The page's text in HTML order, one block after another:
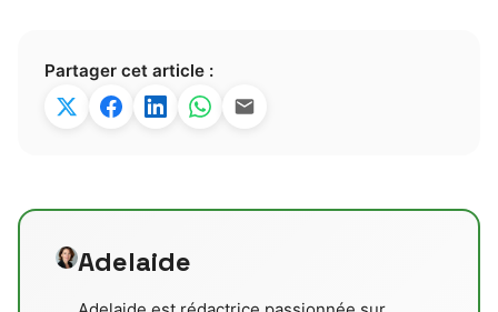
Partager cet article :
Adelaide